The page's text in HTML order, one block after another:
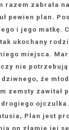
razem zabrała
pewien plan.
i jego matkę.
ukochany
miejsca.
nie
że
zemsty zawitał
Plan jest
on złamie jej